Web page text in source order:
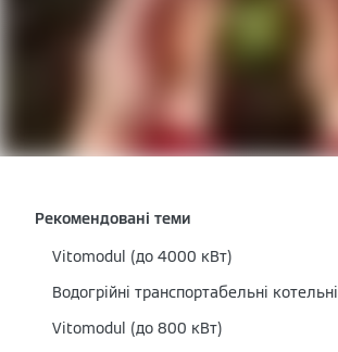
Рекомендовані теми
Vitomodul (до 4000 кВт)
Водогрійні транспортабельні котельні
Vitomodul (до 800 кВт)